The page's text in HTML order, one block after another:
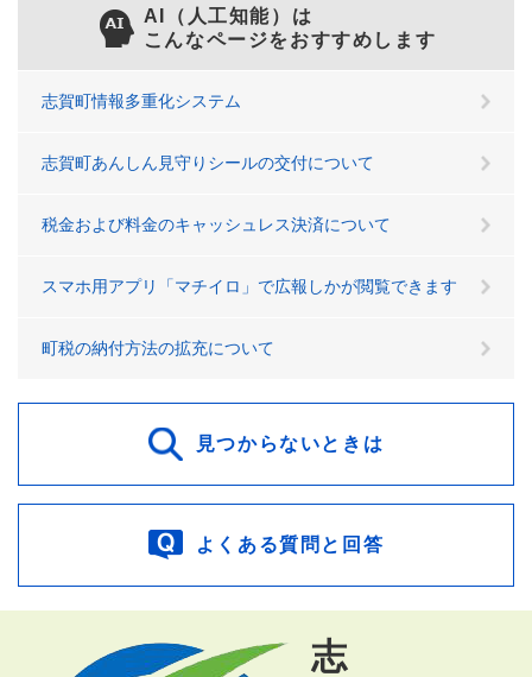
AI（人工知能）は
こんなページをおすすめします
志賀町情報多重化システム
志賀町あんしん見守りシールの交付について
税金および料金のキャッシュレス決済について
スマホ用アプリ「マチイロ」で広報しかが閲覧できます
町税の納付方法の拡充について
見つからないときは
よくある質問と回答
志